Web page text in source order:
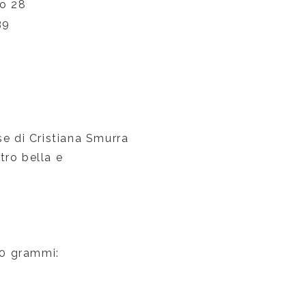
28
di Cristiana Smurra
bella e
grammi: